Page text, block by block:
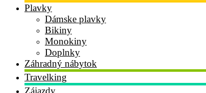
Plavky
Dámske plavky
Bikiny
Monokiny
Doplnky
Záhradný nábytok
Travelking
Zájazdy